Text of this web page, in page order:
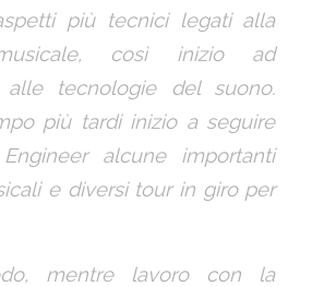
più tecnici legati alla
così inizio ad
alle tecnologie del suono.
più tardi inizio a seguire
alcune importanti
e diversi tour in giro per
mentre lavoro con la